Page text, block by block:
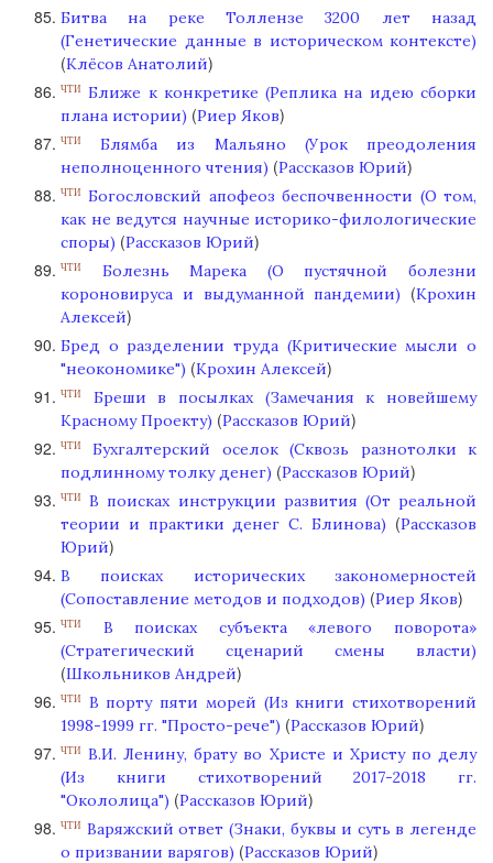
Битва на реке Толлензе 3200 лет назад
(Генетические данные в историческом контексте)
(Клёсов Анатолий)
ЧТИ
Ближе к конкретике (Реплика на идею сборки
плана истории) (Риер Яков)
ЧТИ
Блямба из Мальяно (Урок преодоления
неполноценного чтения) (Рассказов Юрий)
ЧТИ
Богословский апофеоз беспочвенности (О том,
как не ведутся научные историко-филологические
споры) (Рассказов Юрий)
ЧТИ
Болезнь Марека (О пустячной болезни
короновируса и выдуманной пандемии)
(Крохин
Алексей)
Бред о разделении труда (Критические мысли о
"неокономике") (Крохин Алексей)
ЧТИ
Бреши в посылках (Замечания к новейшему
Красному Проекту) (Рассказов Юрий)
ЧТИ
Бухгалтерский оселок (Сквозь разнотолки к
подлинному толку денег) (Рассказов Юрий)
ЧТИ
В поисках инструкции развития (От реальной
теории и практики денег С. Блинова) (Рассказов
Юрий)
В поисках исторических закономерностей
(Сопоставление методов и подходов) (Риер Яков)
ЧТИ
В поисках субъекта «левого поворота»
(Стратегический сценарий смены власти)
(Школьников Андрей)
ЧТИ
В порту пяти морей (Из книги стихотворений
1998-1999 гг. "Просто-рече") (Рассказов Юрий)
ЧТИ
В.И. Ленину, брату во Христе и Христу по делу
(Из книги стихотворений 2017-2018 гг.
"Окололица") (Рассказов Юрий)
ЧТИ Варяжский ответ (Знаки, буквы и суть в легенде
о призвании варягов) (Рассказов Юрий)